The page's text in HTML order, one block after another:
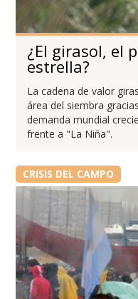
¿El girasol, el
estrella?
La cadena de valor
área del siembra
demanda mundial
frente a "La Niña".
CRISIS DEL CAMPO